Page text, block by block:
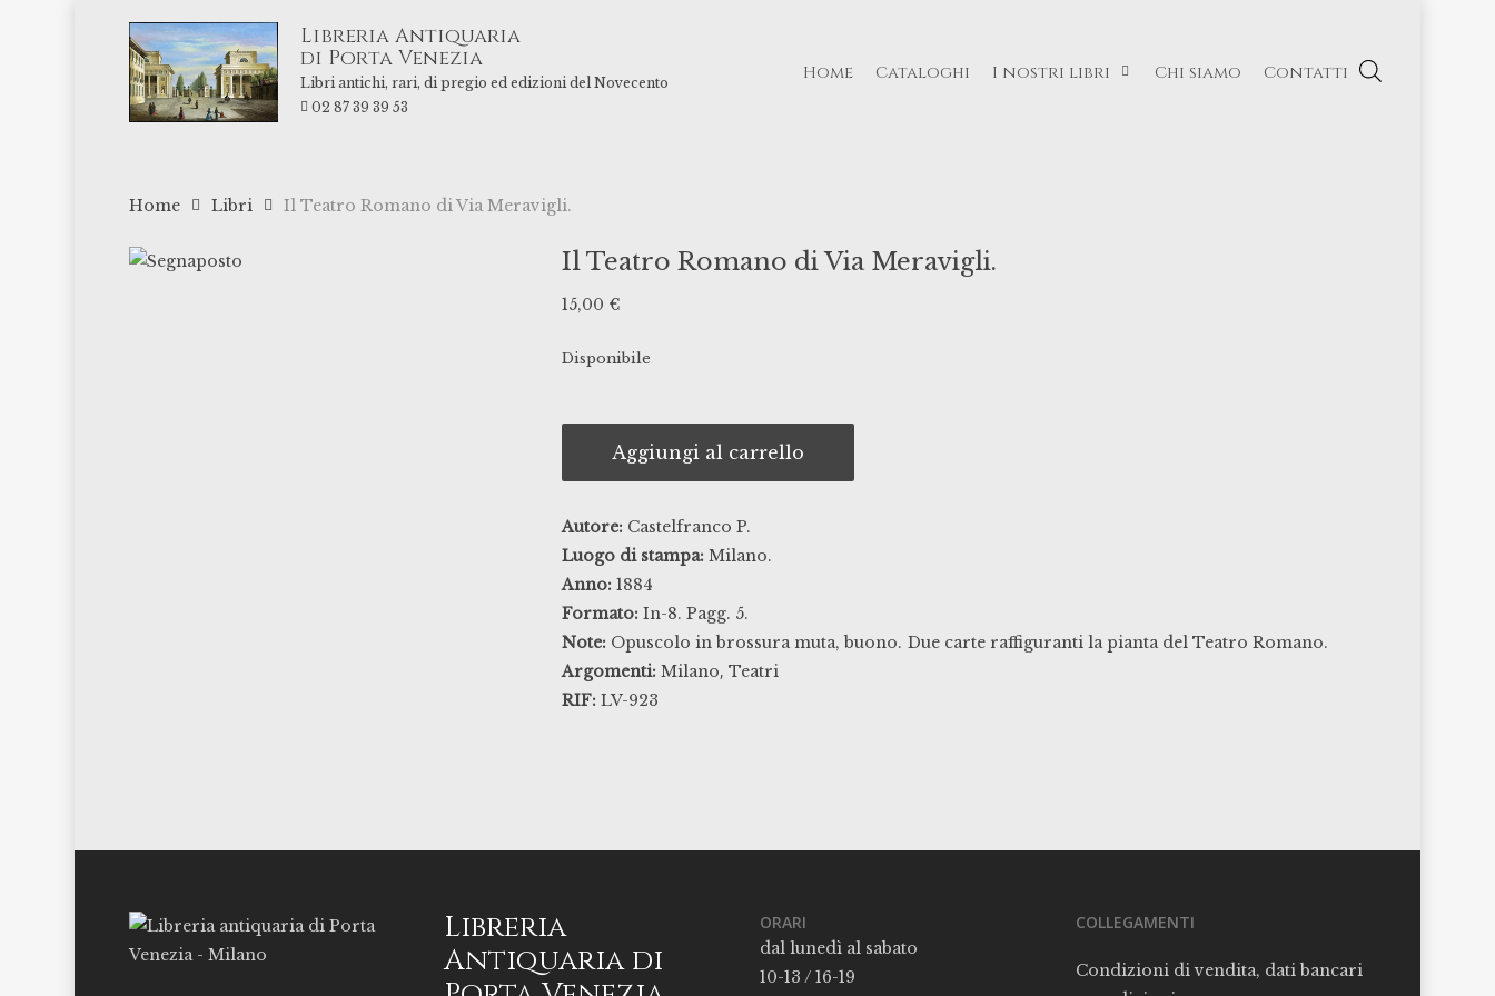
Libreria Antiquaria
di Porta Venezia
Libri antichi, rari, di pregio ed edizioni del Novecento
02 87 39 39 53
Home Cataloghi I nostri libri Chi siamo Contatti
Home Libri Il Teatro Romano di Via Meravigli.
Il Teatro Romano di Via Meravigli.
15,00 €
Disponibile
Aggiungi al carrello
Autore: Castelfranco P.
Luogo di stampa: Milano.
Anno: 1884
Formato: In-8. Pagg. 5.
Note: Opuscolo in brossura muta, buono. Due carte raffiguranti la pianta del Teatro Romano.
Argomenti: Milano,Teatri
RIF: LV-923
Libreria
Antiquaria di
ORARI
dal lunedì al sabato
10-13 / 16-19
COLLEGAMENTI
Condizioni di vendita, dati bancari